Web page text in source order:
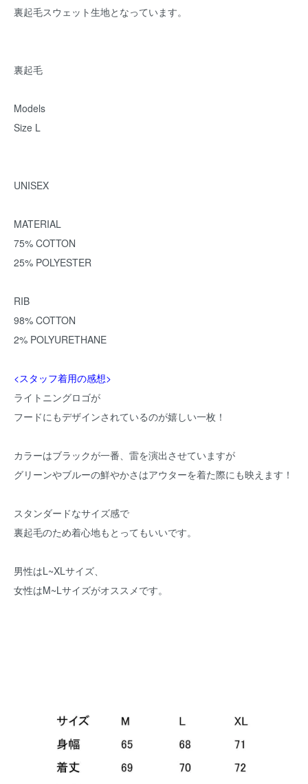
裏起毛スウェット生地となっています。
裏起毛
Models
Size L
UNISEX
MATERIAL
75% COTTON
25% POLYESTER
RIB
98% COTTON
2% POLYURETHANE
<スタッフ着用の感想>
ライトニングロゴが
フードにもデザインされているのが嬉しい一枚！
カラーはブラックが一番、雷を演出させていますが
グリーンやブルーの鮮やかさはアウターを着た際にも映えます！
スタンダードなサイズ感で
裏起毛のため着心地もとってもいいです。
男性はL~XLサイズ、
女性はM~Lサイズがオススメです。